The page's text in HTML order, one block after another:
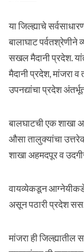
या जिल्ह्याचे
बालाघाट पर्वतश्रेणीने
सखल मैदानी प्रदेश.
मैदानी प्रदेश, मांजरा व
उपनद्यांचा प्रदेश
बालघाटची एक शाखा
औसा तालुक्यांचा
शाखा अहमदपूर व
वायव्येकडून आग्नेयीकडे
असून पठारी प्रदेश
मांजरा ही जिल्ह्यातील